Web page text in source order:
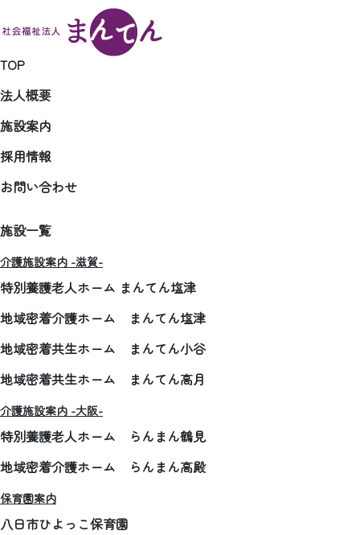
TOP
法人概要
施設案内
採用情報
お問い合わせ
施設一覧
介護施設案内 -滋賀-
特別養護老人ホーム まんてん塩津
地域密着介護ホーム まんてん塩津
地域密着共生ホーム まんてん小谷
地域密着共生ホーム まんてん高月
介護施設案内 -大阪-
特別養護老人ホーム らんまん鶴見
地域密着介護ホーム らんまん高殿
保育園案内
八日市ひよっこ保育園